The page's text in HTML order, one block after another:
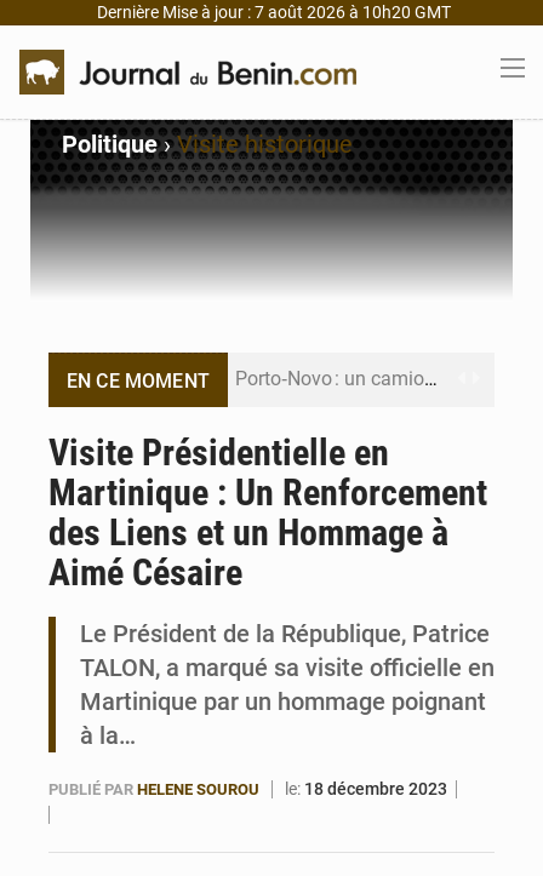
Dernière Mise à jour : 7 août 2026 à 10h20 GMT
Politique›Visite historique
EN CE MOMENT Porto‑Novo : un camion de produits pétroliers embrase Avakpa
Bénin : Djogbénou inspecte le chantier du siège de l’Assemblée
Bénin et Canada scellent un partenariat inédit
Visite Présidentielle en
Martinique : Un Renforcement
des Liens et un Hommage à
Aimé Césaire
Le Président de la République, Patrice
TALON, a marqué sa visite officielle en
Martinique par un hommage poignant
à la…
PUBLIÉ PAR HELENE SOUROU le: 18 décembre 2023